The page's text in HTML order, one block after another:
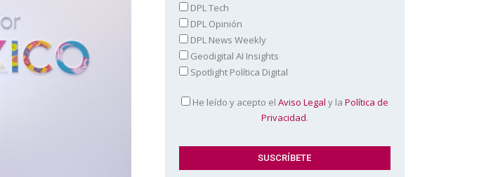
DPL Tech
DPL Opinión
DPL News Weekly
Geodigital AI Insights
Spotlight Política Digital
He leído y acepto el Aviso Legal y la Política de
Privacidad.